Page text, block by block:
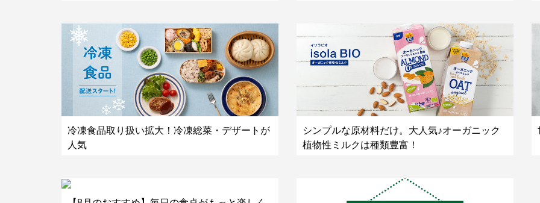
冷凍食品取り扱い拡大！冷凍総菜・デザートが
人気
シンプルな原材料だけ。大人気♪オーガニック
植物性ミルクは種類豊富！